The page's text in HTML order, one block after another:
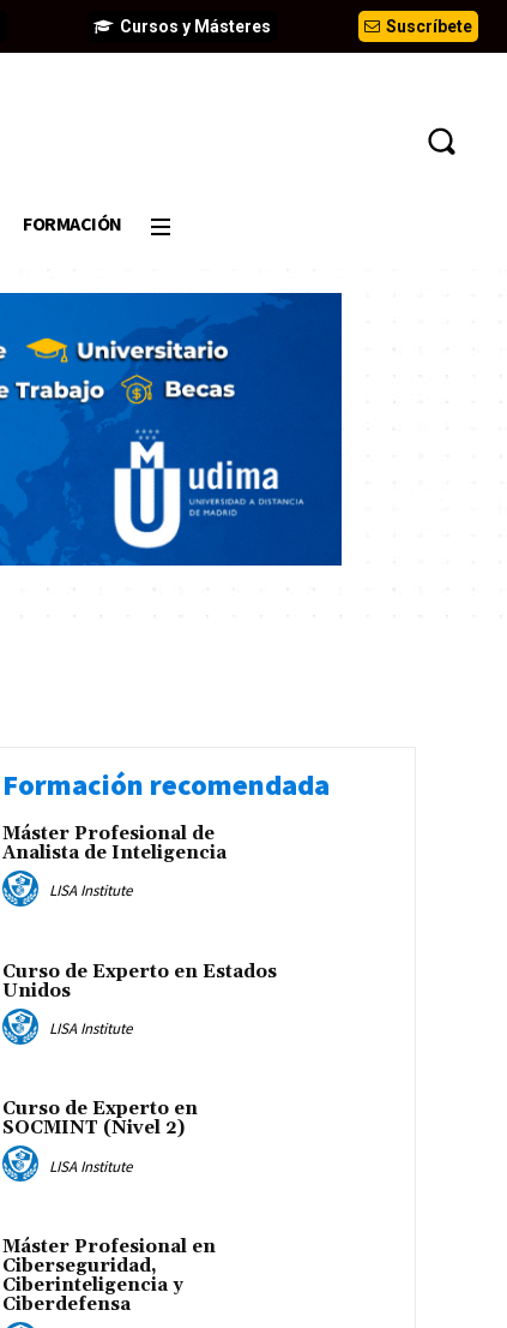
Suscríbete
Cursos y Másteres
FORMACIÓN
Formación recomendada
Máster Profesional de
Analista de Inteligencia
LISA Institute
Curso de Experto en Estados
Unidos
LISA Institute
Curso de Experto en
SOCMINT (Nivel 2)
LISA Institute
Máster Profesional en
Ciberseguridad,
Ciberinteligencia y
Ciberdefensa